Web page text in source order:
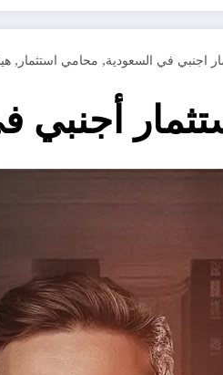
اجنبي في السعودية, محامي استثمار ,
أجنبي